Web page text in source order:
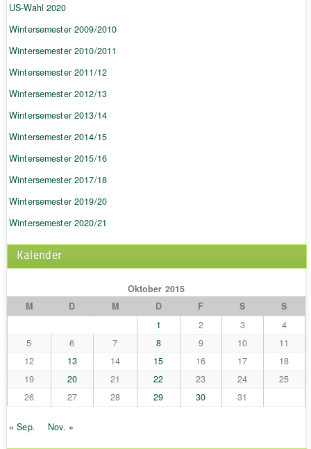
US-Wahl 2020
Wintersemester 2009/2010
Wintersemester 2010/2011
Wintersemester 2011/12
Wintersemester 2012/13
Wintersemester 2013/14
Wintersemester 2014/15
Wintersemester 2015/16
Wintersemester 2017/18
Wintersemester 2019/20
Wintersemester 2020/21
Kalender
Oktober 2015
M
D M D F S
S
1
2 3
4
5
6 7 8 9 10
11
12
13 14 15 16 17
18
19
20 21 22 23 24
25
26
27 28 29 30 31
« Sep. Nov. »